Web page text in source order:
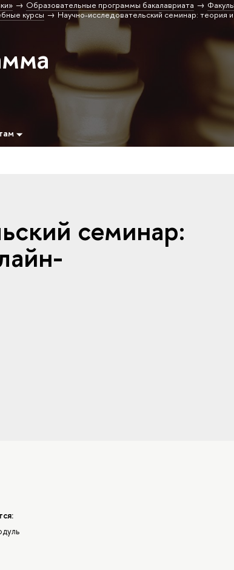
Образовательные программы бакалавриата
курсы
Научно-исследовательский семинар: теория и
семинар: